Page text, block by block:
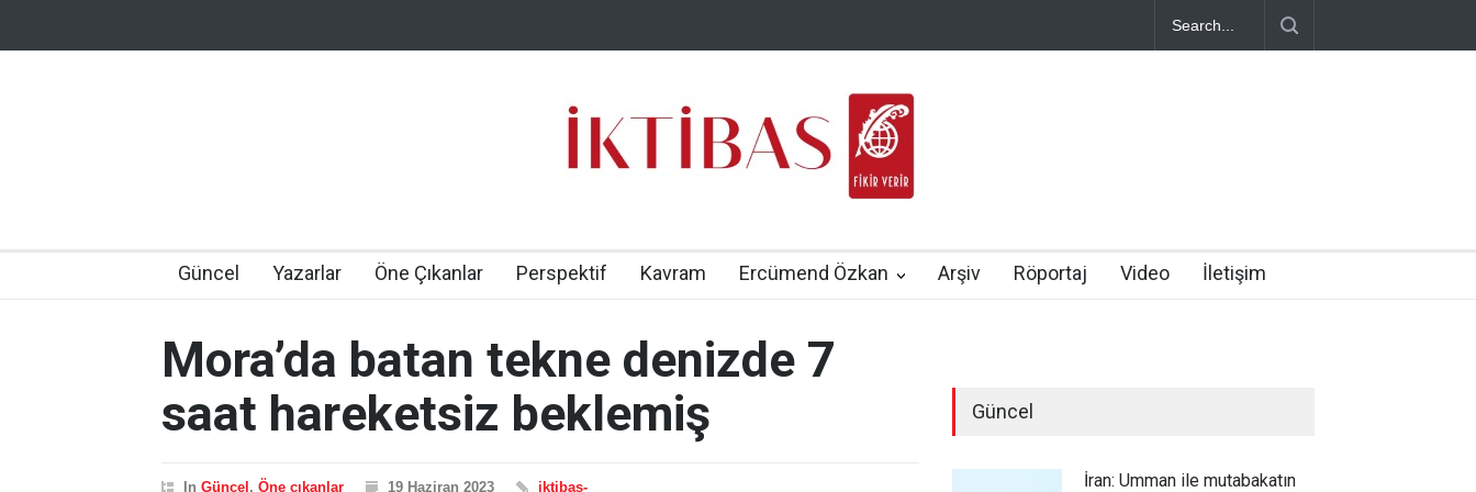
Güncel Yazarlar Öne Çıkanlar Perspektif Kavram Ercümend Özkan Arşiv Röportaj Video İletişim
Mora’da batan tekne denizde 7
saat hareketsiz beklemiş
In Güncel , Öne çıkanlar 19 Haziran 2023 iktibas-
Güncel
İran: Umman ile mutabakatın